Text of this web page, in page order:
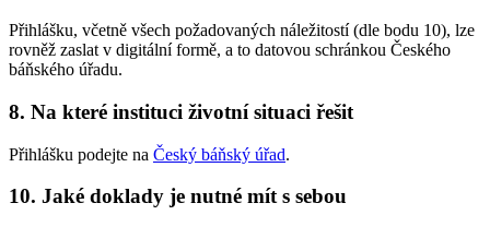
Přihlášku, včetně všech požadovaných náležitostí (dle bodu 10), lze
rovněž zaslat v digitální formě, a to datovou schránkou Českého
báňského úřadu.
8. Na které instituci životní situaci řešit
Přihlášku podejte na Český báňský úřad.
10. Jaké doklady je nutné mít s sebou